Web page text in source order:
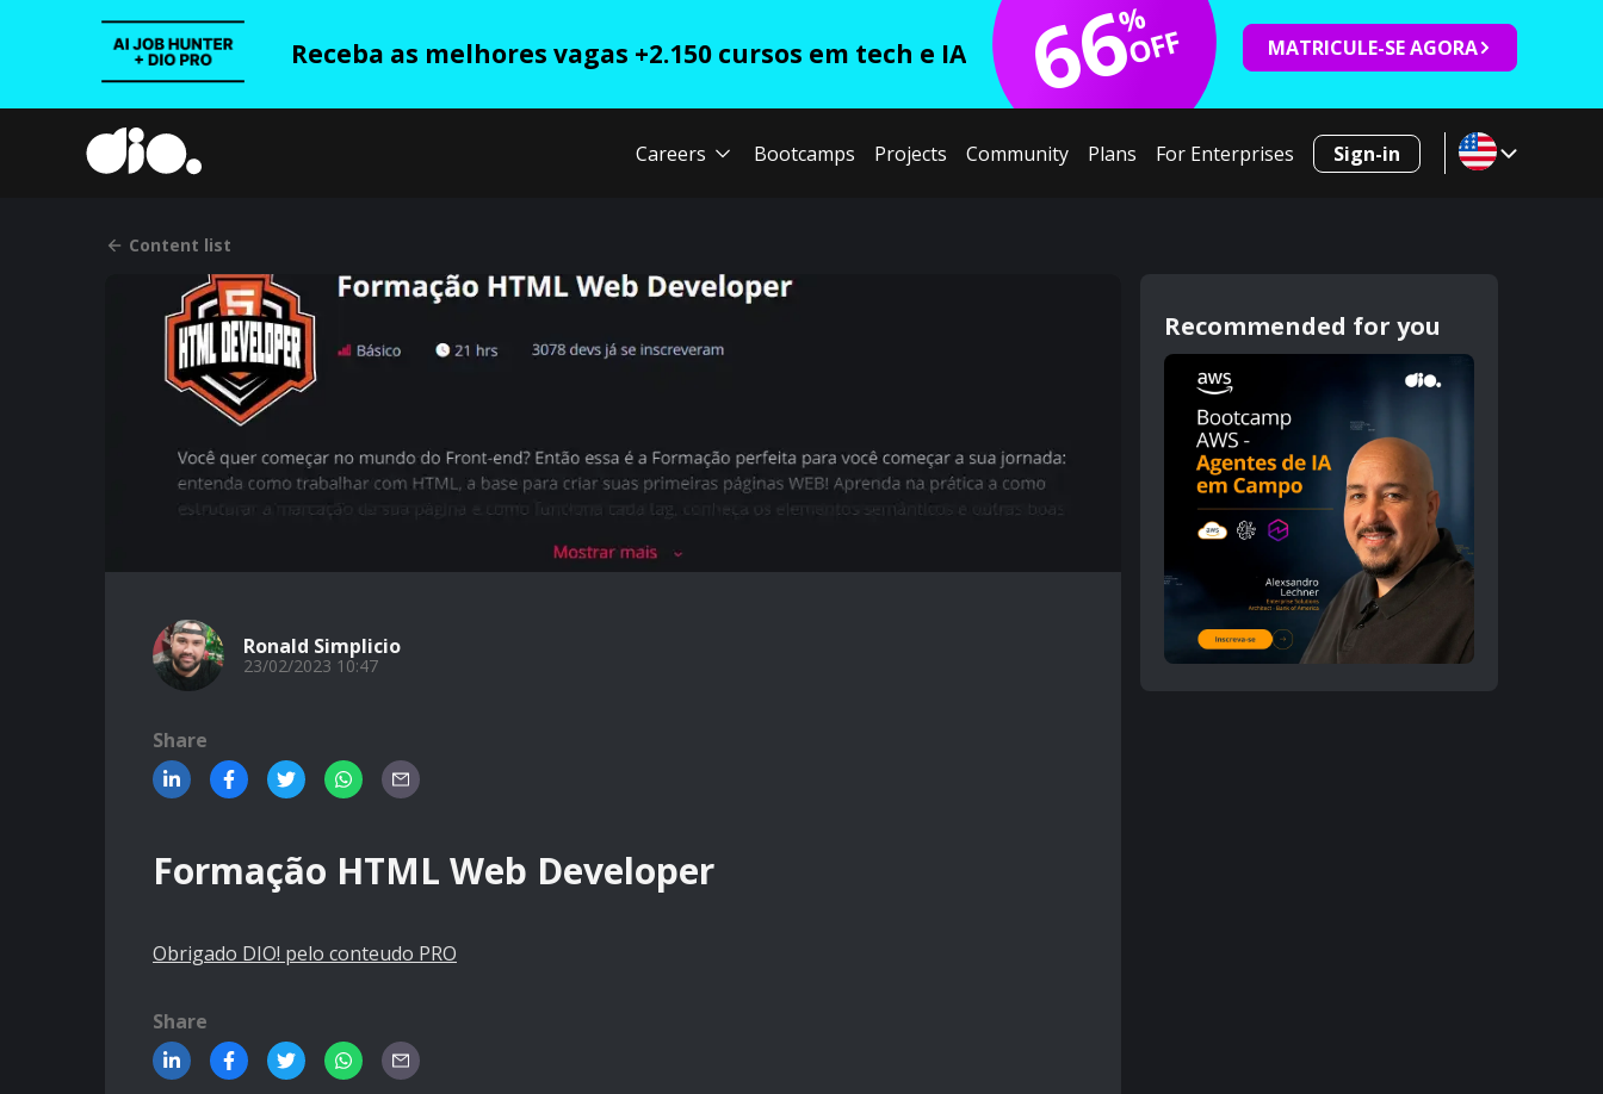
Receba as melhores vagas +2.150 cursos em tech e IA 66
%
OFF MATRICULE-SE AGORA
Careers Bootcamps Projects Community Plans For Enterprises Sign-in
Content list
Ronald Simplicio
23/02/2023 10:47
Share
Formação HTML Web Developer
Obrigado DIO! pelo conteudo PRO
Share
Recommended for you